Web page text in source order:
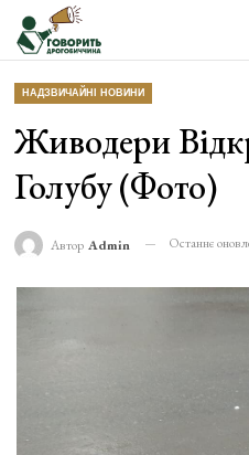
НАДЗВИЧАЙНІ НОВИНИ
Живодери
Голубу (фото)
Автор Admin Останнє